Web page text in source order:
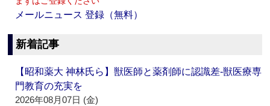
メールニュース 登録（無料）
新着記事
【昭和薬大 神林氏ら】獣医師と薬剤師に認識差‐獣医療専
門教育の充実を
2026年08月07日 (金)